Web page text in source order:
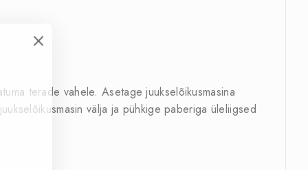
terade vahele. Asetage juukselõikusmasina
välja ja pühkige paberiga üleliigsed